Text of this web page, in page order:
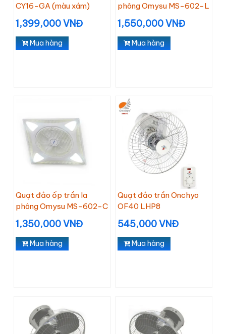
CY16-GA (màu xám)
1,399,000 VNĐ
Mua hàng
phông Omysu MS-602-L
1,550,000 VNĐ
Mua hàng
Quạt đảo ốp trần la
phông Omysu MS-602-C
1,350,000 VNĐ
Mua hàng
Quạt đảo trần Onchyo
OF40 LHP8
545,000 VNĐ
Mua hàng